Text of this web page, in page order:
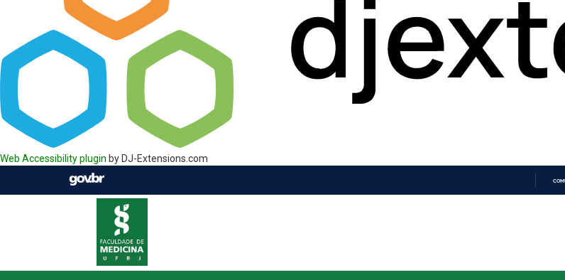
Web Accessibility plugin by DJ-Extensions.com